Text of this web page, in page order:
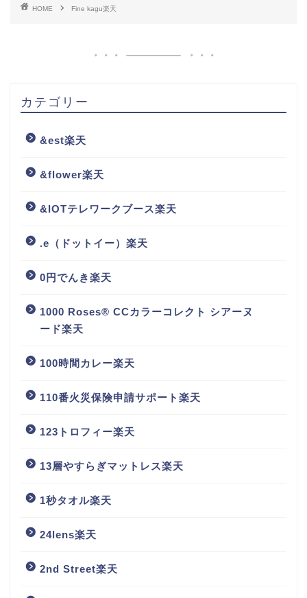
HOME Fine kagu楽天
カテゴリー
&est楽天
&flower楽天
&IOTテレワークブース楽天
.e（ドットイー）楽天
0円でんき楽天
1000 Roses® CCカラーコレクト シアーヌ
ード楽天
100時間カレー楽天
110番火災保険申請サポート楽天
123トロフィー楽天
13層やすらぎマットレス楽天
1秒タオル楽天
24lens楽天
2nd Street楽天